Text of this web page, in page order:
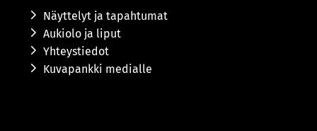
Näyttelyt ja tapahtumat
Aukiolo ja liput
Yhteystiedot
Kuvapankki medialle